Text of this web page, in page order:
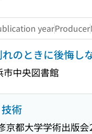
yearProducer
のときに後悔し
市中央図書館
術
京都大学学術出版会